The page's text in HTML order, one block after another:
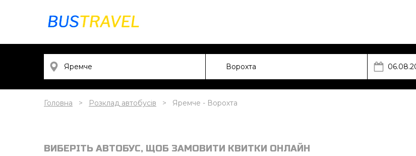
Головна Розклад автобусів Яремче - Ворохта
ВИБЕРІТЬ АВТОБУС, ЩОБ ЗАМОВИТИ КВИТКИ ОНЛАЙН